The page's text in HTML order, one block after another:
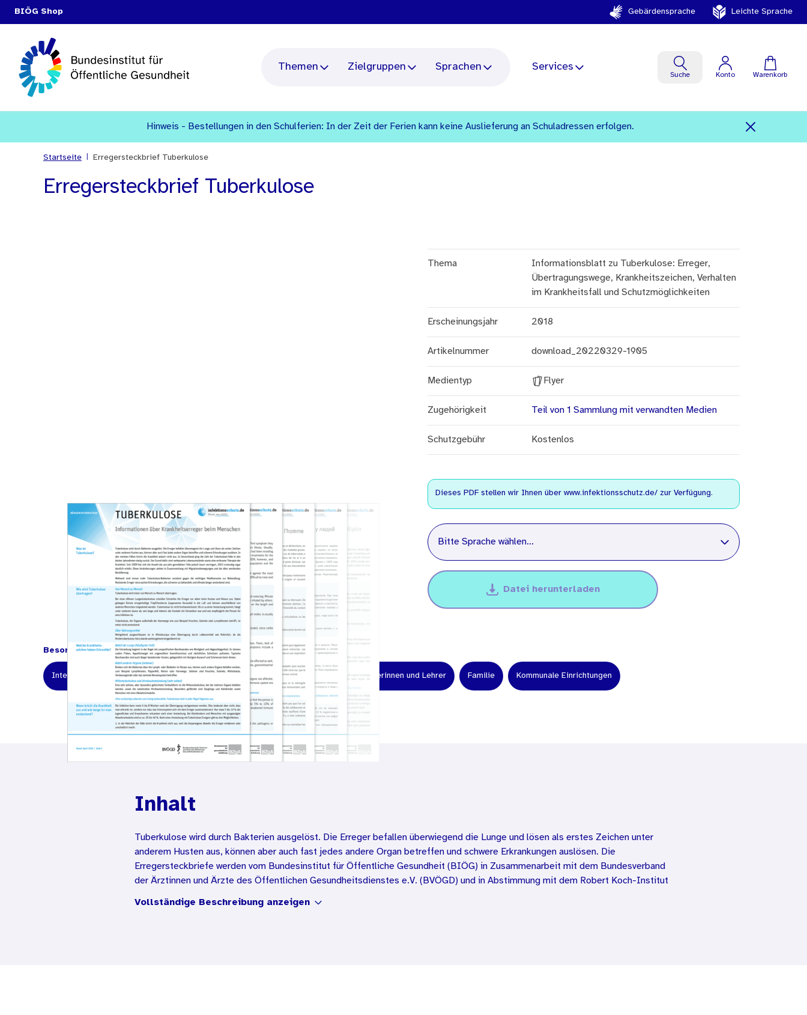
BIÖG Shop Gebärdensprache Leichte Sprache
Themen Zielgruppen Sprachen Services
Suche Konto Warenkorb
Hinweis - Bestellungen in den Schulferien: In der Zeit der Ferien kann keine Auslieferung an Schuladressen erfolgen.
Startseite Erregersteckbrief Tuberkulose
Erregersteckbrief Tuberkulose
Thema
Informationsblatt zu Tuberkulose: Erreger,
Übertragungswege, Krankheitszeichen, Verhalten
im Krankheitsfall und Schutzmöglichkeiten
Erscheinungsjahr 2018
Artikelnummer download_20220329-1905
Medientyp Flyer
Zugehörigkeit Teil von 1 Sammlung mit verwandten Medien
Schutzgebühr Kostenlos
Dieses PDF stellen wir Ihnen über www.infektionsschutz.de/ zur Verfügung.
Sprache
Bitte Sprache wählen...
Datei herunterladen
Besondere Empfehlung für:
Interessierte Bürgerinnen und Bürger Beratungsstellen Lehrerinnen und Lehrer Familie Kommunale Einrichtungen
Inhalt
Tuberkulose wird durch Bakterien ausgelöst. Die Erreger befallen überwiegend die Lunge und lösen als erstes Zeichen unter
anderem Husten aus, können aber auch fast jedes andere Organ betreffen und schwere Erkrankungen auslösen. Die
Erregersteckbriefe werden vom Bundesinstitut für Öffentliche Gesundheit (BIÖG) in Zusammenarbeit mit dem Bundesverband
der Ärztinnen und Ärzte des Öffentlichen Gesundheitsdienstes e.V. (BVÖGD) und in Abstimmung mit dem Robert Koch-Institut
ausgedruckten Erregersteckbriefe in mehreren Sprachen können Sie bei Bedarf mit Ihrem Stempel versehen und für Ihre Arbeit
Vollständige Beschreibung anzeigen